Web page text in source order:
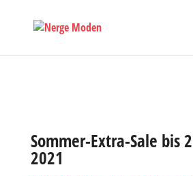
Sommer-Extra-Sale bis
2021